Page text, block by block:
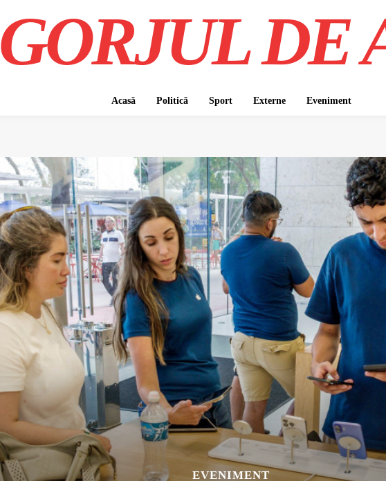
GORJUL DE
Acasă Politică Sport Externe Eveniment
EVENIMENT